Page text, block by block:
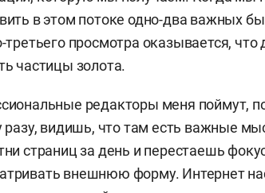
в этом потоке одно-два важных
третьего просмотра оказывается, что
частицы золота.
редакторы меня поймут,
разу, видишь, что там есть важные
страниц за день и перестаешь
внешнюю форму. Интернет